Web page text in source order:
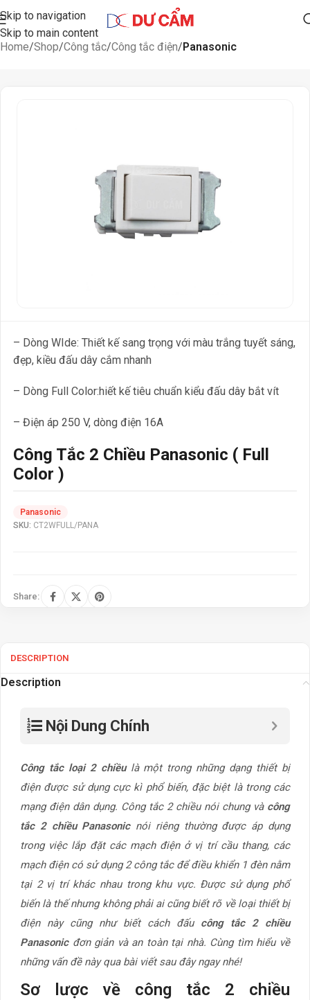
Skip to navigation
Skip to main content
Home Shop Công tắc Công tắc điện Panasonic
Công Tắc 2 Chiều Panasonic ( Full
Color )
– Dòng WIde: Thiết kế sang trọng với màu trắng tuyết sáng,
đẹp, kiều đấu dây cắm nhanh
– Dòng Full Color:hiết kế tiêu chuẩn kiểu đấu dây bắt vít
– Điện áp 250 V, dòng điện 16A
SKU: CT2WFULL/PANA
Panasonic
Share:
DESCRIPTION
Description
Nội Dung Chính
Công tắc loại 2 chiềulà một trong những dạng thiết bị
điện được sử dụng cực kì phổ biến, đặc biệt là trong các
mạng điện dân dụng. Công tắc 2 chiều nói chung và công
tắc 2 chiều Panasonicnói riêng thường được áp dụng
trong việc lắp đặt các mạch điện ở vị trí cầu thang, các
mạch điện có sử dụng 2 công tắc để điều khiển 1 đèn nằm
tại 2 vị trí khác nhau trong khu vực. Được sử dụng phổ
biến là thế nhưng không phải ai cũng biết rõ về loại thiết bị
điện này cũng như biết cách đấu công tắc 2 chiều
Panasonicđơn giản và an toàn tại nhà. Cùng tìm hiểu về
những vấn đề này qua bài viết sau đây ngay nhé!
Sơ lược về công tắc 2 chiều